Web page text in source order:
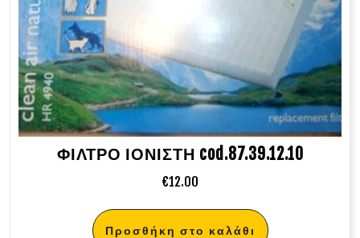
ΦΙΛΤΡΟ ΙΟΝΙΣΤΗ cod.87.39.12.10
€12.00
Προσθήκη στο καλάθι